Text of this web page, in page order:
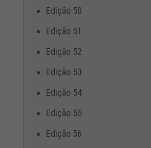
Edição 50
Edição 51
Edição 52
Edição 53
Edição 54
Edição 55
Edição 56